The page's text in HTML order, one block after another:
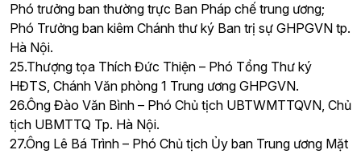
Phó trưởng ban thường trực Ban Pháp chế trung ương;
Phó Trưởng ban kiêm Chánh thư ký Ban trị sự GHPGVN tp.
Hà Nội.
25.Thượng tọa Thích Đức Thiện – Phó Tổng Thư ký
HĐTS, Chánh Văn phòng 1 Trung ương GHPGVN.
26.Ông Đào Văn Bình – Phó Chủ tịch UBTWMTTQVN, Chủ
tịch UBMTTQ Tp. Hà Nội.
27.Ông Lê Bá Trình – Phó Chủ tịch Ủy ban Trung ương Mặt